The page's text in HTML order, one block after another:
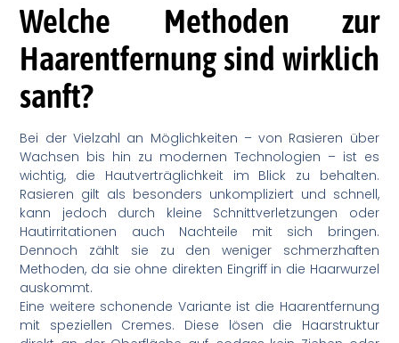
Welche Methoden zur
Haarentfernung sind wirklich
sanft?
Bei der Vielzahl an Möglichkeiten – von Rasieren über
Wachsen bis hin zu modernen Technologien – ist es
wichtig, die Hautverträglichkeit im Blick zu behalten.
Rasieren gilt als besonders unkompliziert und schnell,
kann jedoch durch kleine Schnittverletzungen oder
Hautirritationen auch Nachteile mit sich bringen.
Dennoch zählt sie zu den weniger schmerzhaften
Methoden, da sie ohne direkten Eingriff in die Haarwurzel
auskommt.
Eine weitere schonende Variante ist die Haarentfernung
mit speziellen Cremes. Diese lösen die Haarstruktur